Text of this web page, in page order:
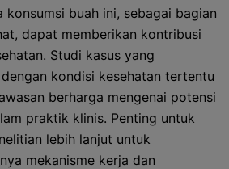
konsumsi buah ini, sebagai bagian
dapat memberikan kontribusi
Studi kasus yang
kondisi kesehatan tertentu
berharga mengenai potensi
praktik klinis. Penting untuk
lebih lanjut untuk
mekanisme kerja dan